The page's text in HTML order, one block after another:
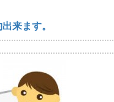
来ます。